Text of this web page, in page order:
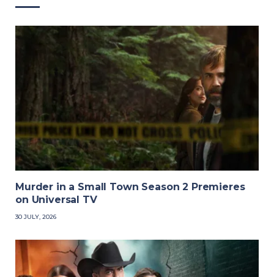
Murder in a Small Town Season 2 Premieres
on Universal TV
30 JULY, 2026